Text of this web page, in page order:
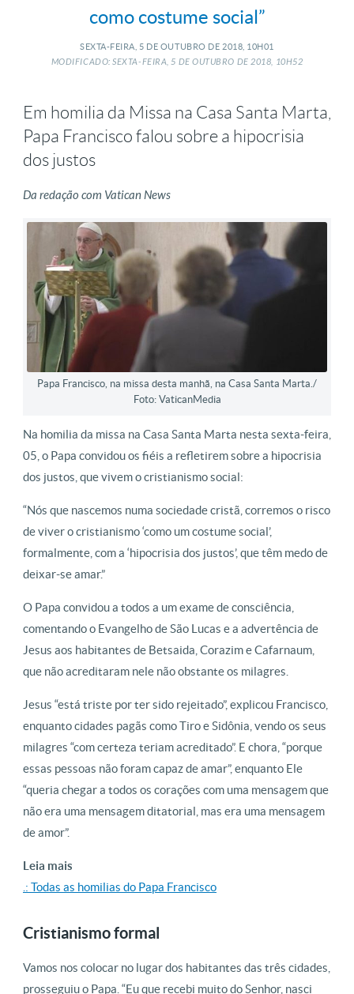
como costume social”
SEXTA-FEIRA, 5 DE OUTUBRO DE 2018, 10H01
MODIFICADO: SEXTA-FEIRA, 5 DEOUTUBRO DE2018, 10H52
Em homilia da Missa na Casa Santa Marta,
Papa Francisco falou sobre a hipocrisia
dos justos
Da redação com Vatican News
Papa Francisco, na missa desta manhã, na Casa Santa Marta./
Foto: VaticanMedia
Na homilia da missa na Casa Santa Marta nesta sexta-feira,
05, o Papa convidou os fiéis a refletirem sobre a hipocrisia
dos justos, que vivem o cristianismo social:
“Nós que nascemos numa sociedade cristã, corremos o risco
de viver o cristianismo ‘como um costume social’,
formalmente, com a ‘hipocrisia dos justos’, que têm medo de
deixar-se amar.”
O Papa convidou a todos a um exame de consciência,
comentando o Evangelho de São Lucas e a advertência de
Jesus aos habitantes de Betsaida, Corazim e Cafarnaum,
que não acreditaram nele não obstante os milagres.
Jesus “está triste por ter sido rejeitado”, explicou Francisco,
enquanto cidades pagãs como Tiro e Sidônia, vendo os seus
milagres “com certeza teriam acreditado”. E chora, “porque
essas pessoas não foram capaz de amar”, enquanto Ele
“queria chegar a todos os corações com uma mensagem que
não era uma mensagem ditatorial, mas era uma mensagem
de amor”.
Leia mais
.: Todas as homilias do Papa Francisco
Cristianismo formal
Vamos nos colocar no lugar dos habitantes das três cidades,
prosseguiu o Papa. “Eu que recebi muito do Senhor, nasci